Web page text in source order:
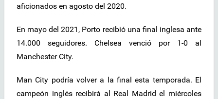
aficionados en agosto del 2020.
En mayo del 2021, Porto recibió una final inglesa ante
14.000 seguidores. Chelsea venció por 1-0 al
Manchester City.
Man City podría volver a la final esta temporada. El
campeón inglés recibirá al Real Madrid el miércoles